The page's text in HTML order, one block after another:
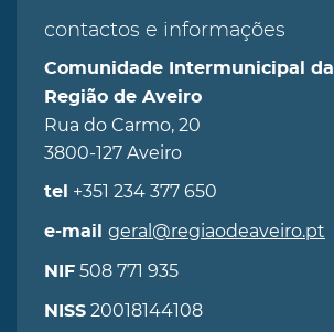
contactos e informações
Comunidade Intermunicipal da
Região de Aveiro
Rua do Carmo, 20
3800-127 Aveiro
tel +351 234 377 650
e-mail geral@regiaodeaveiro.pt
NIF 508 771 935
NISS 20018144108